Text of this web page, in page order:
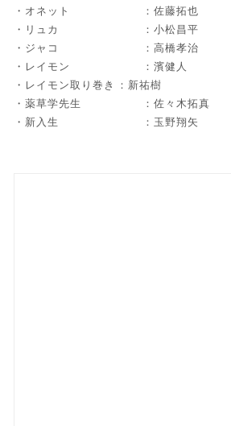
・オネット
：佐藤拓也
・リュカ
：小松昌平
・ジャコ
：高橋孝治
・レイモン
：濱健人
・レイモン取り巻き ：新祐樹
・薬草学先生
：佐々木拓真
・新入生
：玉野翔矢